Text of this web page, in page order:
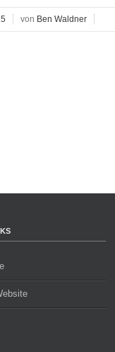
von Ben Waldner